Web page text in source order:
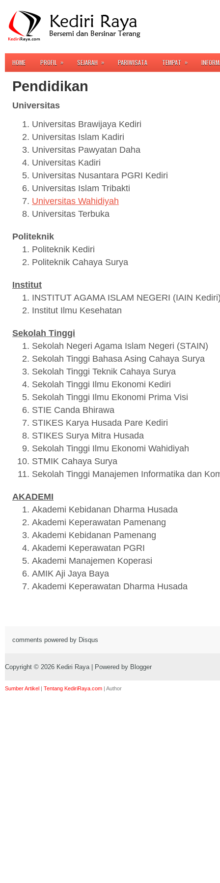
HOME PROFIL » SEJARAH » PARIWISATA TEMPAT »
Pendidikan
Universitas
Universitas Brawijaya Kediri
Universitas Islam Kadiri
Universitas Pawyatan Daha
Universitas Kadiri
Universitas Nusantara PGRI Kediri
Universitas Islam Tribakti
Universitas Wahidiyah
Universitas Terbuka
Politeknik
Politeknik Kediri
Politeknik Cahaya Surya
Institut
INSTITUT AGAMA ISLAM NEGERI (IAIN
Institut Ilmu Kesehatan
Sekolah Tinggi
Sekolah Negeri Agama Islam Negeri (STAIN)
Sekolah Tinggi Bahasa Asing Cahaya Surya
Sekolah Tinggi Teknik Cahaya Surya
Sekolah Tinggi Ilmu Ekonomi Kediri
Sekolah Tinggi Ilmu Ekonomi Prima Visi
STIE Canda Bhirawa
STIKES Karya Husada Pare Kediri
STIKES Surya Mitra Husada
Sekolah Tinggi Ilmu Ekonomi Wahidiyah
STMIK Cahaya Surya
Sekolah Tinggi Manajemen Informatika dan
AKADEMI
Akademi Kebidanan Dharma Husada
Akademi Keperawatan Pamenang
Akademi Kebidanan Pamenang
Akademi Keperawatan PGRI
Akademi Manajemen Koperasi
AMIK Aji Jaya Baya
Akademi Keperawatan Dharma Husada
comments powered by Disqus
Copyright © 2026 Kediri Raya| Powered by Blogger
Sumber Artikel | Tentang KediriRaya.com | Author